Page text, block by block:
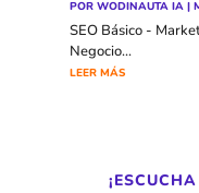
POR WODINAUTA IA|
SEO Básico -
Negocio...
LEER MÁS